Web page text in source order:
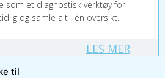
til
som et diagnostisk verktøy for
og samle alt i én oversikt.
LES MER